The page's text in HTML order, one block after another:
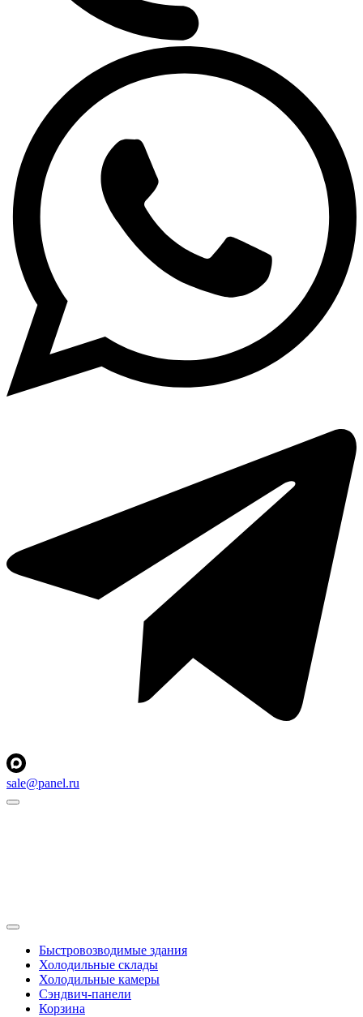
sale@panel.ru
Быстровозводимые здания
Холодильные склады
Холодильные камеры
Сэндвич-панели
Корзина